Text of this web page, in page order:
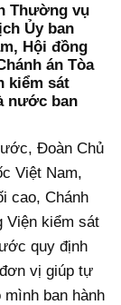
Thường vụ
Ủy ban
Hội đồng
án Tòa
kiểm sát
nước ban
Đoàn Chủ
Việt Nam,
cao, Chánh
Viện kiểm sát
quy định
vị giúp tự
mình ban hành